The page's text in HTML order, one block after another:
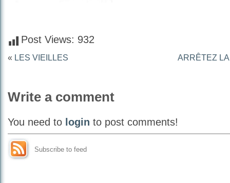
Post Views: 932
« LES VIEILLES ARRÊTEZ
Write a comment
You need to login to post comments!
Subscribe to feed